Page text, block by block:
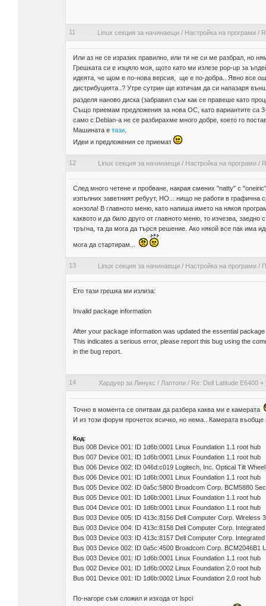
11 Linux секция за начинаещи/ Настройка на програми/
Или аз не се изразих правилно, или ти не си ме разбрал, но
Грешката си е изцяло моя, щото като ми излезе pop-up за
идеята, че щом е по-нова версия, ще е по-добра.. Явно все
дистрибуцията..? Утре сутрин ще изтичам да си напазаря
разделя наново диска (забравил съм как се правеше като
Също приемам предложения за нова ОС, като вариантите са
само с Debian-a не се разбирахме много добре, което го
Машината е тази.
Идеи и предложения се приемат
12 Linux секция за начинаещи/ Настройка на програми/
След много четене и пробване, накрая смених "natty" с
изпълних заветният ребуут, НО... нищо не работи в графична
конзола! В главното меню, като напиша името на някоя
каквото и да било друго от главното меню, то изчезва,
тръгна, та да мога да търся решение. Ако някой все пак има
мога да стартирам...
13 Linux секция за начинаещи/ Настройка на програми/
Ето тази грешка ми излиза:
Invalid package information
After your package information was updated the essential
This indicates a serious error, please report this bug using the
in the bug report.
14 Хардуер за Линукс / Лаптопи/ Re: Dell Latitude E6400 +
Точно в момента се опитвам да разбера каква ми е камерата
И из този форум прочетох всичко, но нема.. Камерата въобще
Код:
Bus 008 Device 001: ID 1d6b:0001 Linux Foundation 1.1 root hub
Bus 007 Device 001: ID 1d6b:0001 Linux Foundation 1.1 root hub
Bus 006 Device 002: ID 046d:c019 Logitech, Inc. Optical Tilt
Bus 006 Device 001: ID 1d6b:0001 Linux Foundation 1.1 root hub
Bus 005 Device 002: ID 0a5c:5800 Broadcom Corp. BCM5880
Bus 005 Device 001: ID 1d6b:0001 Linux Foundation 1.1 root hub
Bus 004 Device 001: ID 1d6b:0001 Linux Foundation 1.1 root hub
Bus 003 Device 005: ID 413c:8156 Dell Computer Corp. Wireless
Bus 003 Device 004: ID 413c:8158 Dell Computer Corp.
Bus 003 Device 003: ID 413c:8157 Dell Computer Corp.
Bus 003 Device 002: ID 0a5c:4500 Broadcom Corp. BCM2046B1
Bus 003 Device 001: ID 1d6b:0001 Linux Foundation 1.1 root hub
Bus 002 Device 001: ID 1d6b:0002 Linux Foundation 2.0 root hub
Bus 001 Device 001: ID 1d6b:0002 Linux Foundation 2.0 root hub
По-нагоре съм сложил и изхода от lspci